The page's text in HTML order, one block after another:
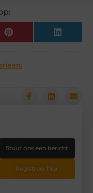
Pinterest LinkedIn
Stuur ons een bericht
Registreer hier